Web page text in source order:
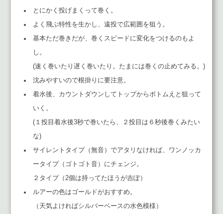
とにかく投げまくって巻く。
よく飛ぶ特性を生かし、遠投で広範囲を狙う。
基本ただ巻きだが、巻くスピードに変化をつけるのもよ
し。
(速く巻いたり遅く巻いたり。たまには巻くの止めてみる。)
沈みやすいので根掛りに要注意。
着水後、カウントダウンしてトップからボトムえと狙って
いく。
(１投目着水後3秒で巻いたら、２投目は６秒後巻くみたい
な)
サイレントタイプ（無音）でアタリなければ、ワンノッカ
ータイプ（ゴトゴト音）にチェンジ。
２タイプ（2個は持ってたほうが吉ぽ）
ルアーの色はゴールドがおすすめ。
（天気よければシルバーベースの水色模様）